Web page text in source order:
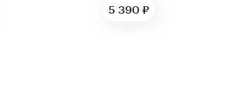
5 390 ₽